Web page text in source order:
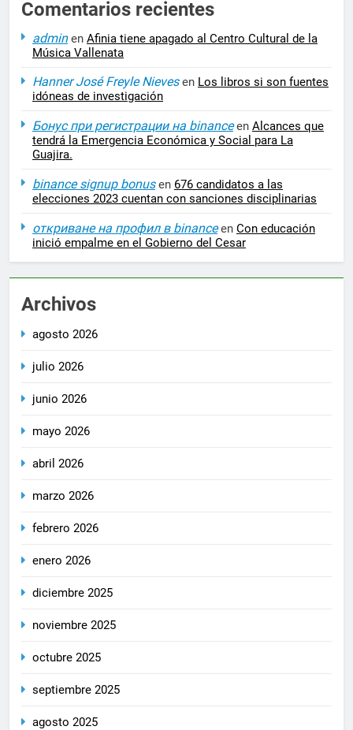
Comentarios recientes
adminen Afinia tiene apagado al Centro Cultural de la
Música Vallenata
Hanner José Freyle Nievesen Los libros si son fuentes
idóneas de investigación
Бонус при регистрации на binanceen Alcances que
tendrá la Emergencia Económica y Social para La
Guajira.
binance signup bonusen 676 candidatos a las
elecciones 2023 cuentan con sanciones disciplinarias
откриване на профил в binanceen Con educación
inició empalme en el Gobierno del Cesar
Archivos
agosto 2026
julio 2026
junio 2026
mayo 2026
abril 2026
marzo 2026
febrero 2026
enero 2026
diciembre 2025
noviembre 2025
octubre 2025
septiembre 2025
agosto 2025